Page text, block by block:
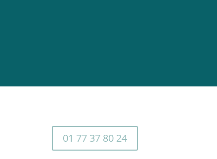
01 77 37 80 24